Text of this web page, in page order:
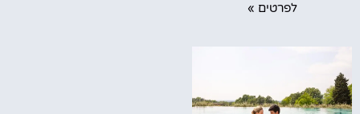
לפרטים »